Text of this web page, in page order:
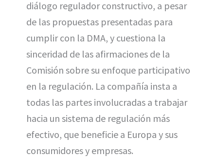
diálogo regulador constructivo, a pesar
de las propuestas presentadas para
cumplir con la DMA, y cuestiona la
sinceridad de las afirmaciones de la
Comisión sobre su enfoque participativo
en la regulación. La compañía insta a
todas las partes involucradas a trabajar
hacia un sistema de regulación más
efectivo, que beneficie a Europa y sus
consumidores y empresas.